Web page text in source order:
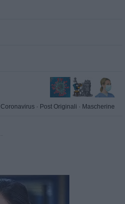
Coronavirus · Post Originali · Mascherine